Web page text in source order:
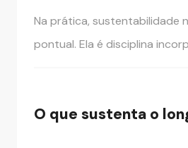
Na prática, sustentabilidade
pontual. Ela é disciplina
O que sustenta o